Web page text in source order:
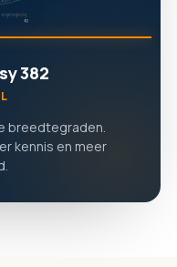
382
breedtegraden.
kennis en meer